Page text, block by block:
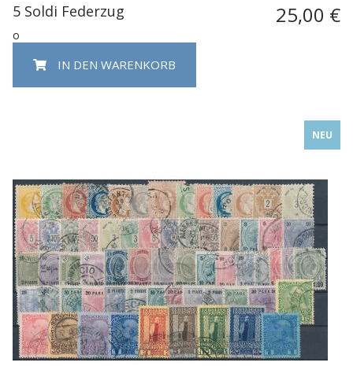
5 Soldi Federzug 25,00 €
o
IN DEN WARENKORB
NEU